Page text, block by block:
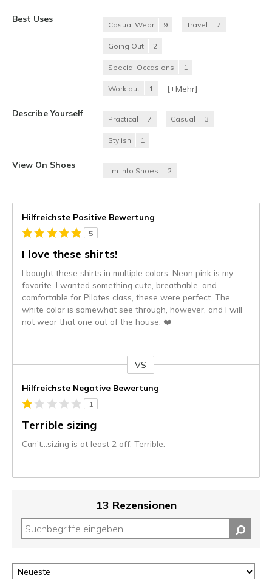
Best Uses
Casual Wear 9 Travel 7
Going Out 2
Special Occasions 1
Work out 1 [+Mehr]
Describe Yourself
Practical 7 Casual 3
Stylish 1
View On Shoes
I'm Into Shoes 2
Hilfreichste Positive Bewertung
5
I love these shirts!
I bought these shirts in multiple colors. Neon pink is my
favorite. I wanted something cute, breathable, and
comfortable for Pilates class, these were perfect. The
white color is somewhat see through, however, and I will
not wear that one out of the house. ❤️
VS
Hilfreichste Negative Bewertung
1
Terrible sizing
Can't…sizing is at least 2 off. Terrible.
13 Rezensionen